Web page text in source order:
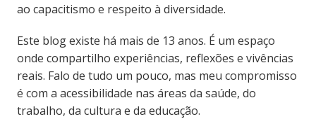
ao capacitismo e respeito à diversidade.
Este blog existe há mais de 13 anos. É um espaço
onde compartilho experiências, reflexões e vivências
reais. Falo de tudo um pouco, mas meu compromisso
é com a acessibilidade nas áreas da saúde, do
trabalho, da cultura e da educação.